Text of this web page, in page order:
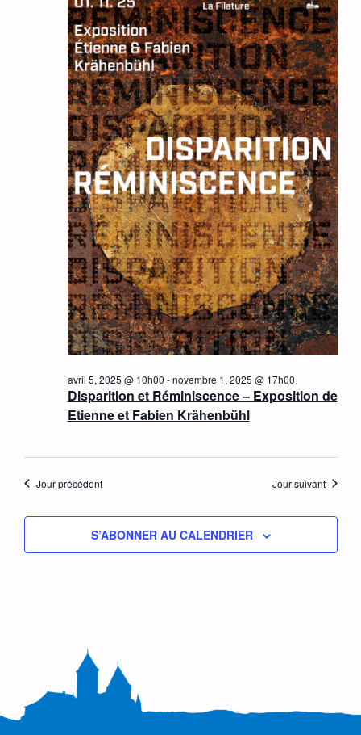
vues
Disparition et Réminiscence – Exposition de
Etienne et Fabien Krähenbühl
avril 5, 2025 @ 10h00 -novembre 1, 2025 @ 17h00
Jour précédent Jour suivant
S’ABONNER AU CALENDRIER